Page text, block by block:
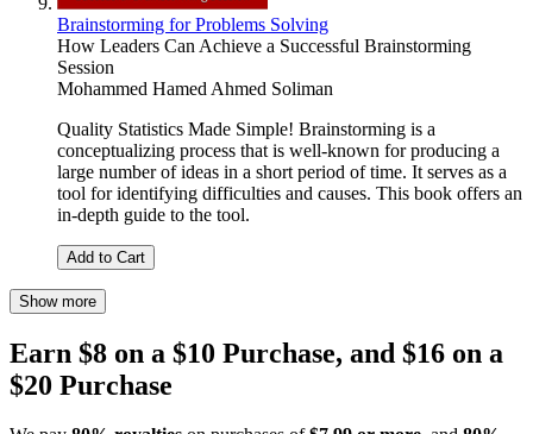
Brainstorming for Problems Solving
How Leaders Can Achieve a Successful Brainstorming
Session
Mohammed Hamed Ahmed Soliman
Quality Statistics Made Simple! Brainstorming is a
conceptualizing process that is well-known for producing a
large number of ideas in a short period of time. It serves as a
tool for identifying difficulties and causes. This book offers an
in-depth guide to the tool.
Add to Cart
Show more
Earn $8 on a $10 Purchase, and $16 on a
$20 Purchase